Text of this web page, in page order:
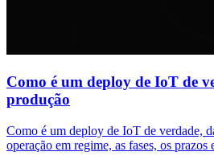
Como é um deploy de IoT de
produção
Como é um deploy de IoT de verdade,
operação em regime, as fases, os